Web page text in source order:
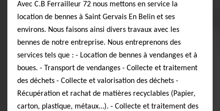
Avec C.B Ferrailleur 72 nous mettons en service la
location de bennes à Saint Gervais En Belin et ses
environs. Nous faisons ainsi divers travaux avec les
bennes de notre entreprise. Nous entreprenons des
services tels que : - Location de bennes à vendanges et à
boues. - Transport de vendanges - Collecte et traitement
des déchets - Collecte et valorisation des déchets -
Récupération et rachat de matières recyclables (Papier,
carton, plastique, métaux…). - Collecte et traitement des